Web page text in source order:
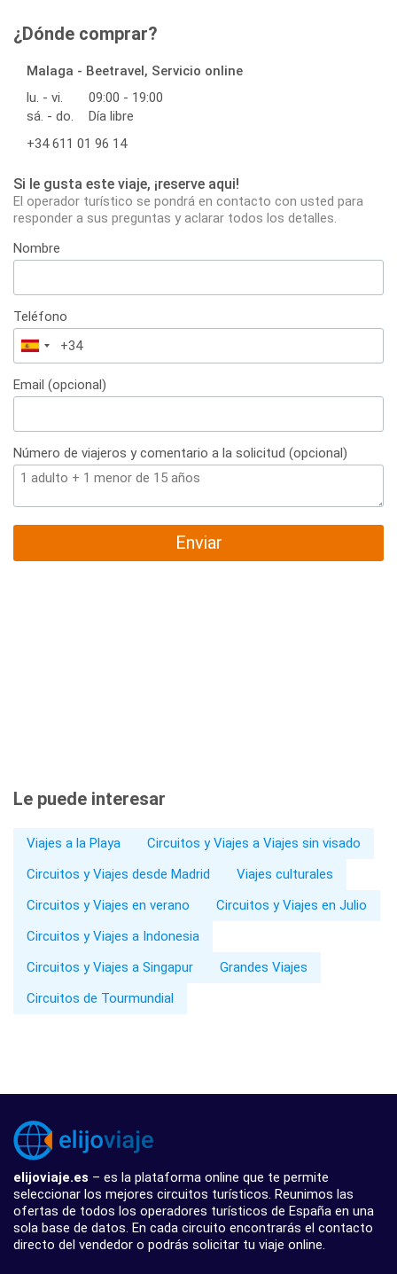
¿Dónde comprar?
Malaga - Beetravel, Servicio online
lu. - vi.
09:00 - 19:00
sá. - do.
Día libre
+34 611 01 96 14
Si le gusta este viaje, ¡reserve aqui!
El operador turístico se pondrá en contacto con usted para
responder a sus preguntas y aclarar todos los detalles.
Nombre
Teléfono
España
+34
Email (opcional)
Número de viajeros y comentario a la solicitud (opcional)
Enviar
Le puede interesar
Viajes a la Playa
Circuitos y Viajes a Viajes sin visado
Circuitos y Viajes desde Madrid
Viajes culturales
Circuitos y Viajes en verano
Circuitos y Viajes en Julio
Circuitos y Viajes a Indonesia
Circuitos y Viajes a Singapur
Grandes Viajes
Circuitos de Tourmundial
elijoviaje.es – es la plataforma online que te permite
seleccionar los mejores circuitos turísticos. Reunimos las
ofertas de todos los operadores turísticos de España en una
sola base de datos. En cada circuito encontrarás el contacto
directo del vendedor o podrás solicitar tu viaje online.